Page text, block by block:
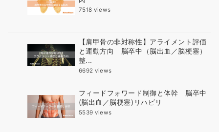
7518 views
【肩甲骨の非対称性】アライメント評価
と運動方向 脳卒中（脳出血／脳梗塞）
整...
6692 views
フィードフォワード制御と体幹 脳卒中
(脳出血／脳梗塞)リハビリ
5539 views